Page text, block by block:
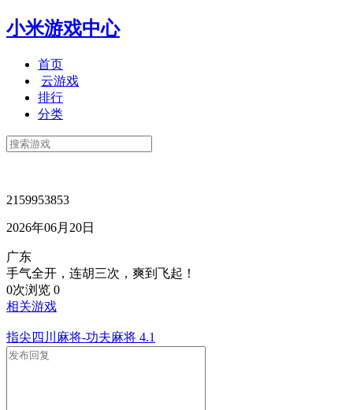
小米游戏中心
首页
云游戏
排行
分类
2159953853
2026年06月20日
广东
手气全开，连胡三次，爽到飞起！
0次浏览 0
相关游戏
指尖四川麻将-功夫麻将 4.1